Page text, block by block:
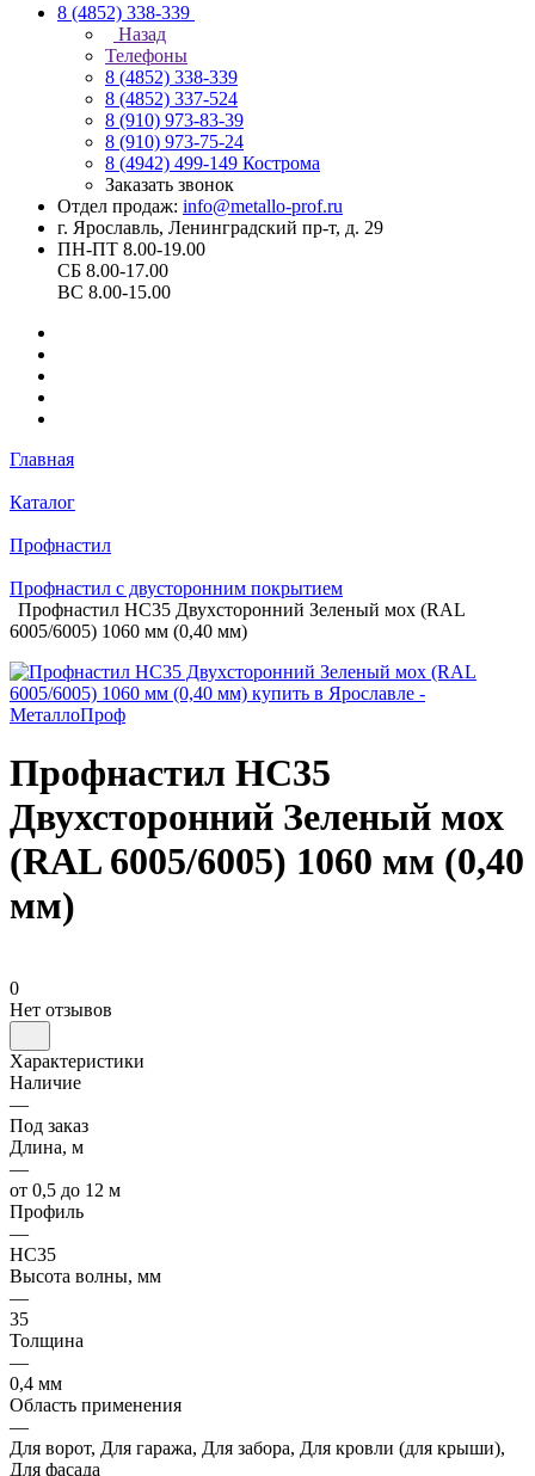
8 (4852) 338-339
Назад
Телефоны
8 (4852) 338-339
8 (4852) 337-524
8 (910) 973-83-39
8 (910) 973-75-24
8 (4942) 499-149 Кострома
Заказать звонок
Отдел продаж: info@metallo-prof.ru
г. Ярославль, Ленинградский пр-т, д. 29
ПН-ПТ 8.00-19.00
СБ 8.00-17.00
ВС 8.00-15.00
Главная
Каталог
Профнастил
Профнастил с двусторонним покрытием
Профнастил НС35 Двухсторонний Зеленый мох (RAL
6005/6005) 1060 мм (0,40 мм)
Профнастил НС35
Двухсторонний Зеленый мох
(RAL 6005/6005) 1060 мм (0,40
мм)
0
Нет отзывов
Характеристики
Наличие
—
Под заказ
Длина, м
—
от 0,5 до 12 м
Профиль
—
НС35
Высота волны, мм
—
35
Толщина
—
0,4 мм
Область применения
—
Для ворот, Для гаража, Для забора, Для кровли (для крыши),
Для фасада